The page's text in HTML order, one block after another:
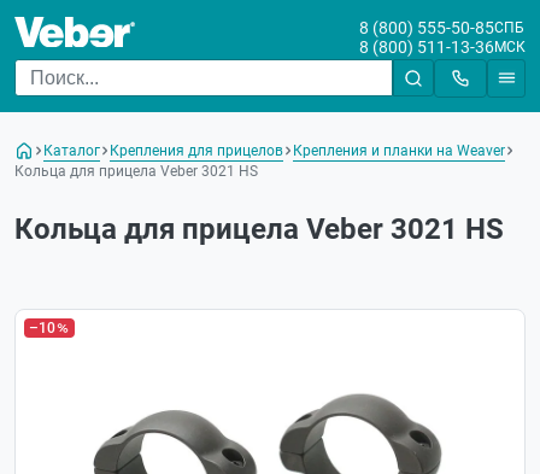
8 (800) 555-50-85СПБ
8 (800) 511-13-36МСК
Каталог Крепления для прицелов
Крепления и планки на Weaver
Кольца для прицела Veber 3021 HS
Кольца для прицела Veber 3021 HS
–10